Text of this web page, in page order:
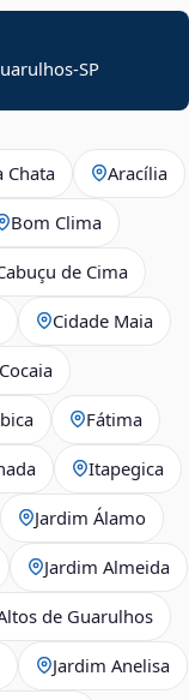
SP
Chata Aracília
Bom Clima
de Cima
Cidade Maia
Cocaia
Fátima
Itapegica
Jardim Álamo
Jardim Almeida
de Guarulhos
Jardim Anelisa